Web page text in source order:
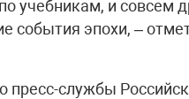
учебникам, и совсем
события эпохи, –
службы